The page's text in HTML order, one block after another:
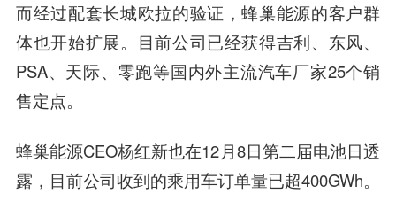
而经过配套长城欧拉的验证，蜂巢能源的客户群
体也开始扩展。目前公司已经获得吉利、东风、
PSA、天际、零跑等国内外主流汽车厂家25个销
售定点。
蜂巢能源CEO杨红新也在12月8日第二届电池日透
露，目前公司收到的乘用车订单量已超400GWh。